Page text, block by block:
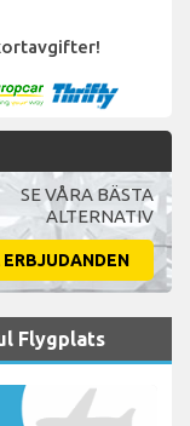
SE VÅRA BÄSTA
ALTERNATIV
Flygplats